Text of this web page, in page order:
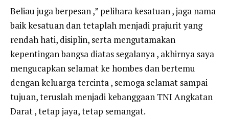
Beliau juga berpesan ,” pelihara kesatuan , jaga nama
baik kesatuan dan tetaplah menjadi prajurit yang
rendah hati, disiplin, serta mengutamakan
kepentingan bangsa diatas segalanya , akhirnya saya
mengucapkan selamat ke hombes dan bertemu
dengan keluarga tercinta , semoga selamat sampai
tujuan, teruslah menjadi kebanggaan TNI Angkatan
Darat , tetap jaya, tetap semangat.